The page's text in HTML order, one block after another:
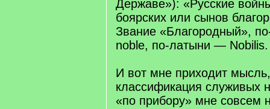
Державе»): «Русские
боярских или сынов
Звание «Благородный»,
noble, по-латыни — Nobilis.
И вот мне приходит
классификация служивых
«по прибору» мне совсем